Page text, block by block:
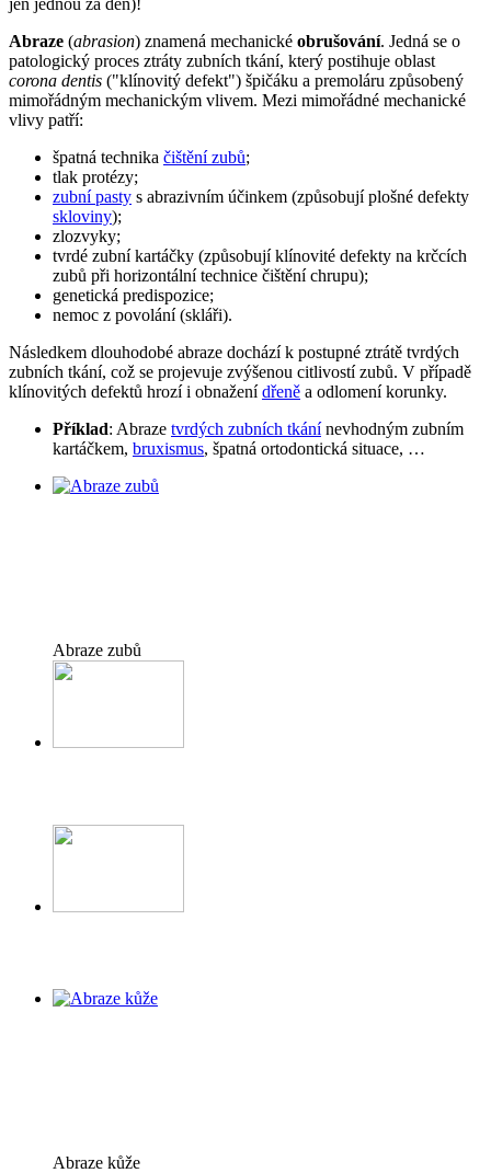
Abraze (abrasion) znamená mechanické obrušování. Jedná se o
patologický proces ztráty zubních tkání, který postihuje oblast
corona dentis ("klínovitý defekt") špičáku a premoláru způsobený
mimořádným mechanickým vlivem. Mezi mimořádné mechanické
vlivy patří:
špatná technika čištění zubů;
tlak protézy;
zubní pasty s abrazivním účinkem (způsobují plošné defekty
skloviny);
zlozvyky;
tvrdé zubní kartáčky (způsobují klínovité defekty na krčcích
zubů při horizontální technice čištění chrupu);
genetická predispozice;
nemoc z povolání (skláři).
Následkem dlouhodobé abraze dochází k postupné ztrátě tvrdých
zubních tkání, což se projevuje zvýšenou citlivostí zubů. V případě
klínovitých defektů hrozí i obnaženídřeně a odlomení korunky.
Příklad: Abraze tvrdých zubních tkánínevhodným zubním
kartáčkem, bruxismus, špatná ortodontická situace, …
Abraze zubů
Abraze kůže